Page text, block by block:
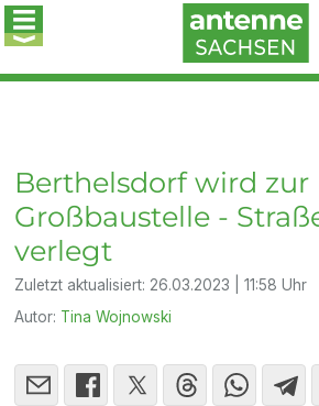
Berthelsdorf wird zur
Großbaustelle -
verlegt
Zuletzt aktualisiert: 26.03.2023 | 11:58 Uhr
Autor: Tina Wojnowski